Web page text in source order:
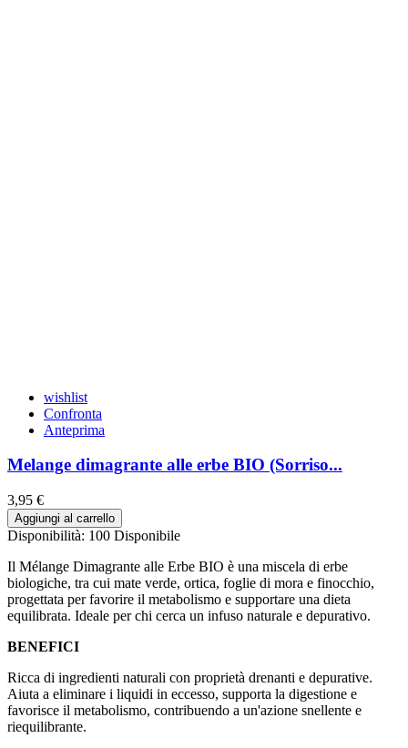
wishlist
Confronta
Anteprima
Melange dimagrante alle erbe BIO (Sorriso...
3,95 €
Aggiungi al carrello
Disponibilità: 100 Disponibile
Il Mélange Dimagrante alle Erbe BIO è una miscela di erbe
biologiche, tra cui mate verde, ortica, foglie di mora e finocchio,
progettata per favorire il metabolismo e supportare una dieta
equilibrata. Ideale per chi cerca un infuso naturale e depurativo.
BENEFICI
Ricca di ingredienti naturali con proprietà drenanti e depurative.
Aiuta a eliminare i liquidi in eccesso, supporta la digestione e
favorisce il metabolismo, contribuendo a un'azione snellente e
riequilibrante.